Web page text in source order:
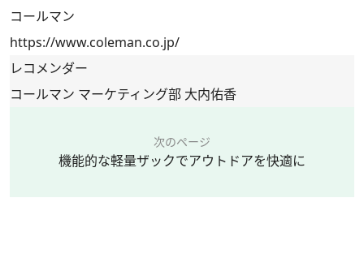
コールマン
https://www.coleman.co.jp/
レコメンダー
コールマン マーケティング部 大内佑香
次のページ
機能的な軽量ザックでアウトドアを快適に